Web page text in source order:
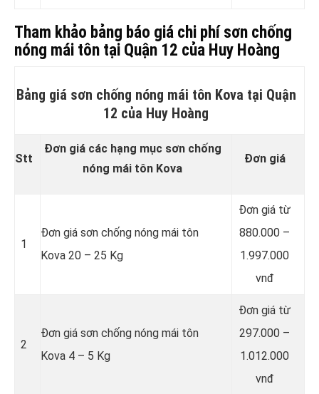
Tham khảo bảng báo giá chi phí sơn chống
nóng mái tôn tại Quận 12 của Huy Hoàng
Bảng giá sơn chống nóng mái tôn Kova tại Quận
12 của Huy Hoàng
Stt
Đơn giá các hạng mục sơn chống
nóng mái tôn Kova
Đơn giá
1
Đơn giá sơn chống nóng mái tôn
Kova 20 – 25 Kg
Đơn giá từ
880.000 –
1.997.000
vnđ
2
Đơn giá sơn chống nóng mái tôn
Kova 4 – 5 Kg
Đơn giá từ
297.000 –
1.012.000
vnđ